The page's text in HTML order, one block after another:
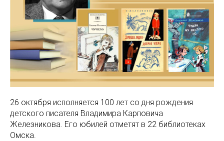
26 октября исполняется 100 лет со дня рождения
детского писателя Владимира Карповича
Железникова. Его юбилей отметят в 22 библиотеках
Омска.